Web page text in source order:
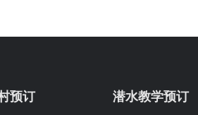
预订 潜水教学预订